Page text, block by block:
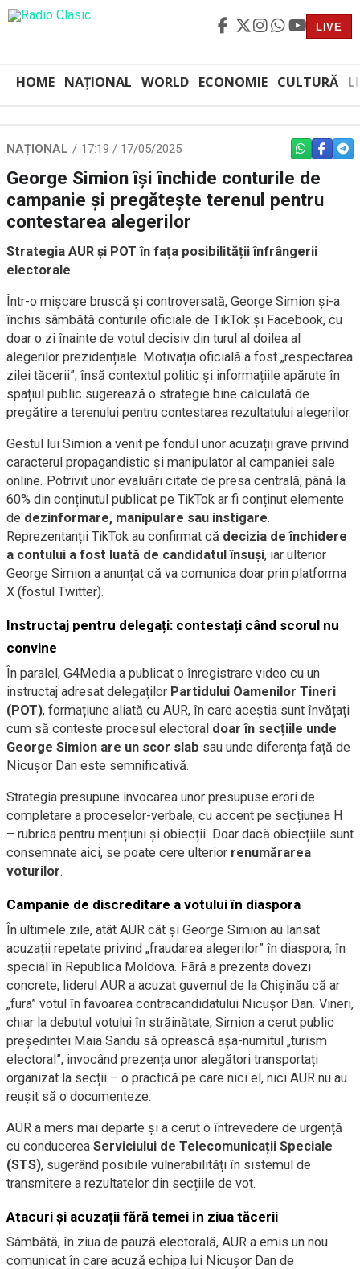
LIVE
HOME NAȚIONAL WORLD ECONOMIE CULTURĂ
NAȚIONAL 17:19 / 17/05/2025 WHATSAPP
George Simion își închide conturile de
campanie și pregătește terenul pentru
contestarea alegerilor
Strategia AUR și POT în fața posibilității înfrângerii
electorale
Într-o mișcare bruscă și controversată, George Simion și-a
închis sâmbătă conturile oficiale de TikTok și Facebook, cu
doar o zi înainte de votul decisiv din turul al doilea al
alegerilor prezidențiale. Motivația oficială a fost „respectarea
zilei tăcerii”, însă contextul politic și informațiile apărute în
spațiul public sugerează o strategie bine calculată de
pregătire a terenului pentru contestarea rezultatului alegerilor.
Gestul lui Simion a venit pe fondul unor acuzații grave privind
caracterul propagandistic și manipulator al campaniei sale
online. Potrivit unor evaluări citate de presa centrală, până la
60% din conținutul publicat pe TikTok ar fi conținut elemente
de dezinformare, manipulare sau instigare.
Reprezentanții TikTok au confirmat că decizia de închidere
a contului a fost luată de candidatul însuși, iar ulterior
George Simion a anunțat că va comunica doar prin platforma
X (fostul Twitter).
Instructaj pentru delegați: contestați când scorul nu
convine
În paralel, G4Media a publicat o înregistrare video cu un
instructaj adresat delegaților Partidului Oamenilor Tineri
(POT), formațiune aliată cu AUR, în care aceștia sunt învățați
cum să conteste procesul electoral doar în secțiile unde
George Simion are un scor slab sau unde diferența față de
Nicușor Dan este semnificativă.
Strategia presupune invocarea unor presupuse erori de
completare a proceselor-verbale, cu accent pe secțiunea H
– rubrica pentru mențiuni și obiecții. Doar dacă obiecțiile sunt
consemnate aici, se poate cere ulterior renumărarea
voturilor.
Campanie de discreditare a votului în diaspora
În ultimele zile, atât AUR cât și George Simion au lansat
acuzații repetate privind „fraudarea alegerilor” în diaspora, în
special în Republica Moldova. Fără a prezenta dovezi
concrete, liderul AUR a acuzat guvernul de la Chișinău că ar
„fura” votul în favoarea contracandidatului Nicușor Dan. Vineri,
chiar la debutul votului în străinătate, Simion a cerut public
președintei Maia Sandu să oprească așa-numitul „turism
electoral”, invocând prezența unor alegători transportați
organizat la secții – o practică pe care nici el, nici AUR nu au
reușit să o documenteze.
AUR a mers mai departe și a cerut o întrevedere de urgență
cu conducerea Serviciului de Telecomunicații Speciale
(STS), sugerând posibile vulnerabilități în sistemul de
transmitere a rezultatelor din secțiile de vot.
Atacuri și acuzații fără temei în ziua tăcerii
Sâmbătă, în ziua de pauză electorală, AUR a emis un nou
comunicat în care acuză echipa lui Nicușor Dan de